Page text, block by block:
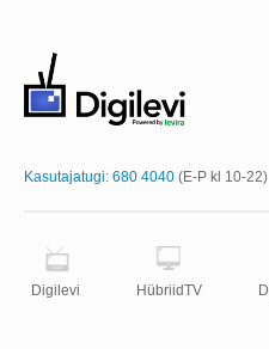
Kasutajatugi: 680 4040 (E-P kl 10-22)